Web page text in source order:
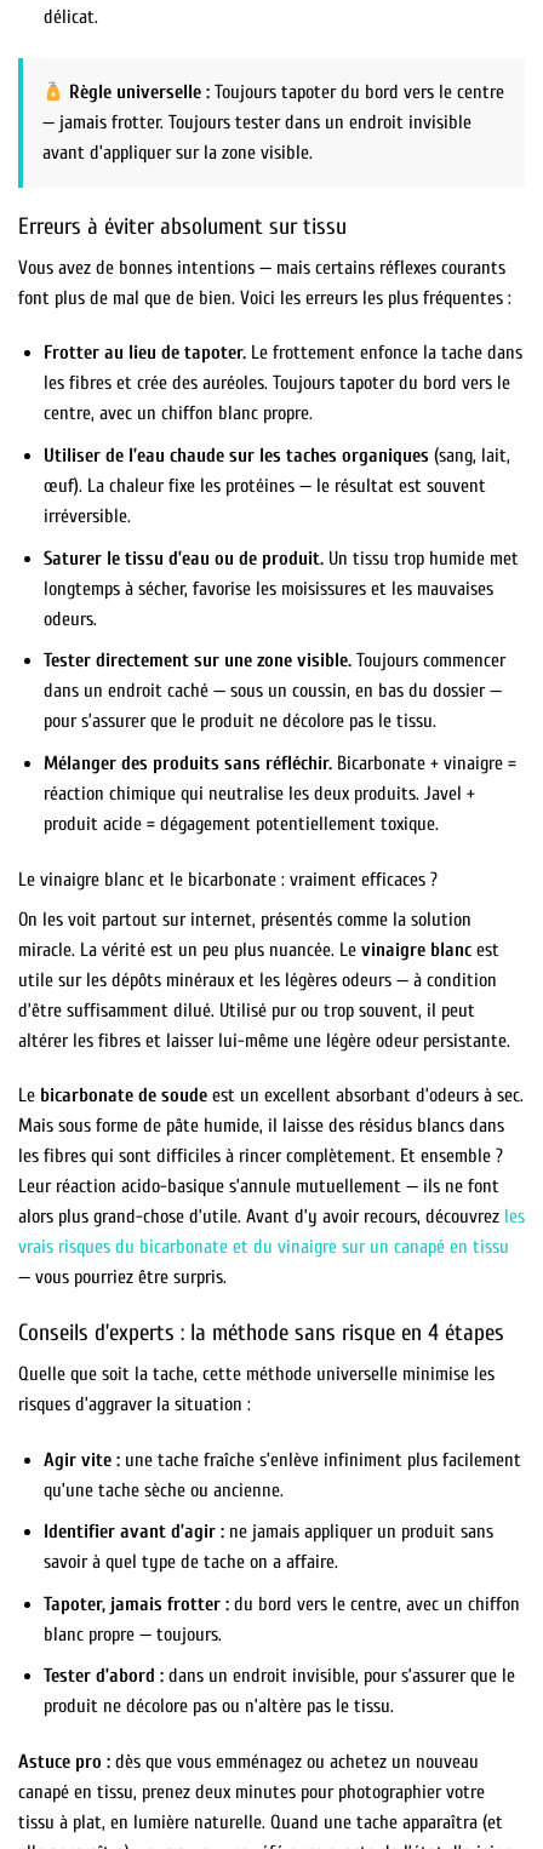
délicat.
Règle universelle : Toujours tapoter du bord vers le centre
— jamais frotter. Toujours tester dans un endroit invisible
avant d’appliquer sur la zone visible.
Erreurs à éviter absolument sur tissu
Vous avez de bonnes intentions — mais certains réflexes courants
font plus de mal que de bien. Voici les erreurs les plus fréquentes :
Frotter au lieu de tapoter.Le frottement enfonce la tache dans
les fibres et crée des auréoles. Toujours tapoter du bord vers le
centre, avec un chiffon blanc propre.
Utiliser de l’eau chaude sur les taches organiques(sang, lait,
œuf). La chaleur fixe les protéines — le résultat est souvent
irréversible.
Saturer le tissu d’eau ou de produit.Un tissu trop humide met
longtemps à sécher, favorise les moisissures et les mauvaises
odeurs.
Tester directement sur une zone visible.Toujours commencer
dans un endroit caché — sous un coussin, en bas du dossier —
pour s’assurer que le produit ne décolore pas le tissu.
Mélanger des produits sans réfléchir.Bicarbonate + vinaigre =
réaction chimique qui neutralise les deux produits. Javel +
produit acide = dégagement potentiellement toxique.
Le vinaigre blanc et le bicarbonate : vraiment efficaces ?
On les voit partout sur internet, présentés comme la solution
miracle. La vérité est un peu plus nuancée. Le vinaigre blanc est
utile sur les dépôts minéraux et les légères odeurs — à condition
d’être suffisamment dilué. Utilisé pur ou trop souvent, il peut
altérer les fibres et laisser lui-même une légère odeur persistante.
Le bicarbonate de soude est un excellent absorbant d’odeurs à sec.
Mais sous forme de pâte humide, il laisse des résidus blancs dans
les fibres qui sont difficiles à rincer complètement. Et ensemble ?
Leur réaction acido-basique s’annule mutuellement — ils ne font
alors plus grand-chose d’utile. Avant d’y avoir recours, découvrez les
vrais risques du bicarbonate et du vinaigre sur un canapé en tissu
— vous pourriez être surpris.
Conseils d’experts : la méthode sans risque en 4 étapes
Quelle que soit la tache, cette méthode universelle minimise les
risques d’aggraver la situation :
Agir vite :une tache fraîche s’enlève infiniment plus facilement
qu’une tache sèche ou ancienne.
Identifier avant d’agir :ne jamais appliquer un produit sans
savoir à quel type de tache on a affaire.
Tapoter, jamais frotter :du bord vers le centre, avec un chiffon
blanc propre — toujours.
Tester d’abord :dans un endroit invisible, pour s’assurer que le
produit ne décolore pas ou n’altère pas le tissu.
Astuce pro : dès que vous emménagez ou achetez un nouveau
canapé en tissu, prenez deux minutes pour photographier votre
tissu à plat, en lumière naturelle. Quand une tache apparaîtra (et